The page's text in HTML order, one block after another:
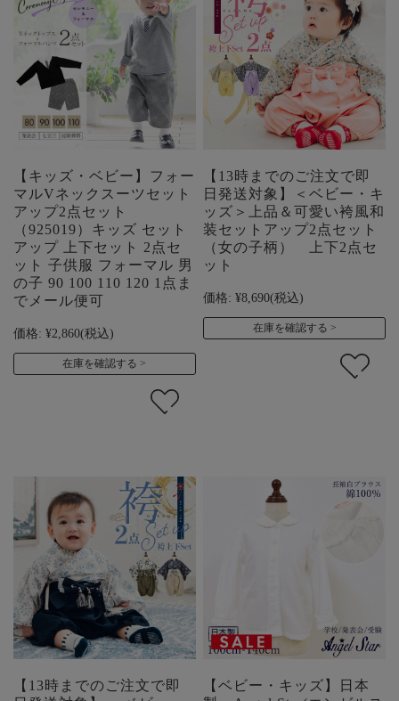
【キッズ・ベビー】フォー
マルVネックスーツセット
アップ2点セット
（925019）キッズ セット
アップ 上下セット 2点セ
ット 子供服 フォーマル 男
の子 90 100 110 120 1点ま
でメール便可
価格: ¥2,860(税込)
在庫を確認する
【13時までのご注文で即
日発送対象】＜ベビー・キ
ッズ＞上品＆可愛い袴風和
装セットアップ2点セット
（女の子柄） 上下2点セ
ット
価格: ¥8,690(税込)
在庫を確認する
【13時までのご注文で即
【ベビー・キッズ】日本